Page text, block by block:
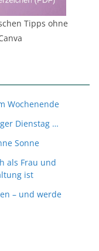
Tipps ohne
Wochenende
Dienstag …
Sonne
als Frau und
ist
– und werde